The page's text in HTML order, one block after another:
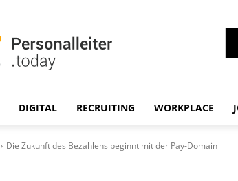
DIGITAL RECRUITING WORKPLACE
Die Zukunft des Bezahlens beginnt mit der Pay-Domain